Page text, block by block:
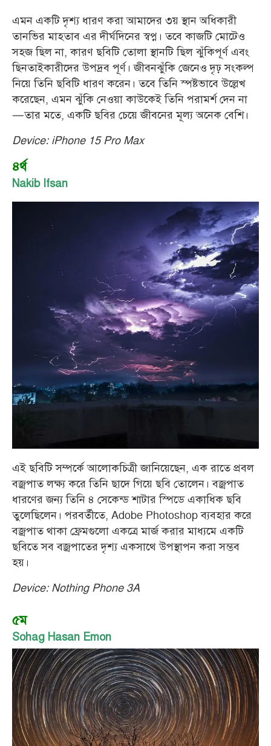
এমন একটি দৃশ্য ধারণ করা আমাদের ৩য় স্থান অধিকারী
তানভির মাহতাব এর দীর্ঘদিনের স্বপ্ন। তবে কাজটি মোটেও
সহজ ছিল না, কারণ ছবিটি তোলা স্থানটি ছিল ঝুঁকিপূর্ণ এবং
ছিনতাইকারীদের উপদ্রব পূর্ণ। জীবনঝুঁকি জেনেও দৃঢ় সংকল্প
নিয়ে তিনি ছবিটি ধারণ করেন। তবে তিনি স্পষ্টভাবে উল্লেখ
করেছেন, এমন ঝুঁকি নেওয়া কাউকেই তিনি পরামর্শ দেন না
—তার মতে, একটি ছবির চেয়ে জীবনের মূল্য অনেক বেশি।
Device: iPhone 15 Pro Max
৪র্থ
Nakib Ifsan
এই ছবিটি সম্পর্কে আলোকচিত্রী জানিয়েছেন, এক রাতে প্রবল
বজ্রপাত লক্ষ্য করে তিনি ছাদে গিয়ে ছবি তোলেন। বজ্রপাত
ধারণের জন্য তিনি ৪ সেকেন্ড শাটার স্পিডে একাধিক ছবি
তুলেছিলেন। পরবর্তীতে, Adobe Photoshop ব্যবহার করে
বজ্রপাত থাকা ফ্রেমগুলো একত্রে মার্জ করার মাধ্যমে একটি
ছবিতে সব বজ্রপাতের দৃশ্য একসাথে উপস্থাপন করা সম্ভব
হয়।
Device: Nothing Phone 3A
৫ম
Sohag Hasan Emon